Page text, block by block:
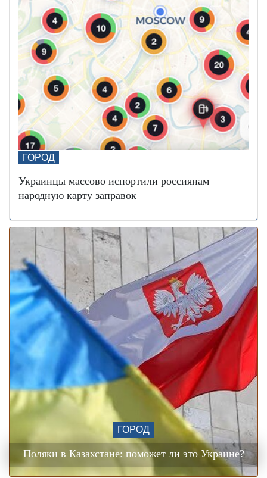
ужесточить наказание за нарушение комендантского
часа
10 июля 16:23 За животных в авто будут штрафовать и
лишать свободы: в КГГА напомнили о наказаниях для
водителей
02 июня 13:40 В Украину идет 38-градусная жара: где и
когда ожидается пик температуры
02 июня 12:46
Контрактовую площадь отдали на 2 года
датской фармкомпании для проекта борьбы с диабетом
22 мая 17:54 В Украину идут дожди и грозы: синоптик
предупредила, в каких областях испортится погода
19 мая 14:51 В каких районах Киева больше всего возросла
стоимость аренды жилья – исследование
01 мая 18:24
области и даты похолодания
ГОРОД
Украинцы массово испортили россиянам
народную карту заправок
ГОРОД
Поляки в Казахстане: поможет ли это Украине?